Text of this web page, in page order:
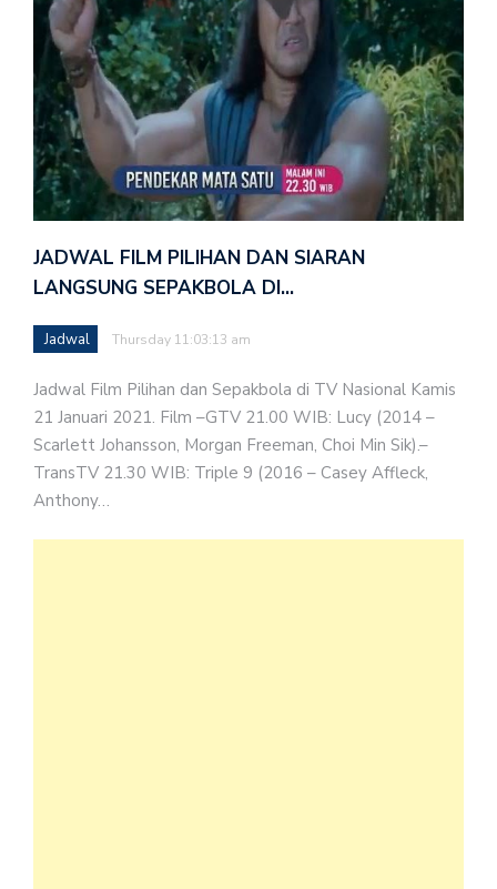
JADWAL FILM PILIHAN DAN SIARAN
LANGSUNG SEPAKBOLA DI…
Jadwal Thursday 11:03:13 am
Jadwal Film Pilihan dan Sepakbola di TV Nasional Kamis
21 Januari 2021. Film –GTV 21.00 WIB: Lucy (2014 –
Scarlett Johansson, Morgan Freeman, Choi Min Sik).–
TransTV 21.30 WIB: Triple 9 (2016 – Casey Affleck,
Anthony…